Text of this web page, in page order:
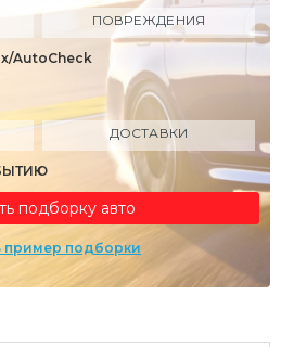
ПОВРЕЖДЕНИЯ
AutoCheck
ДОСТАВКИ
подборку авто
пример подборки